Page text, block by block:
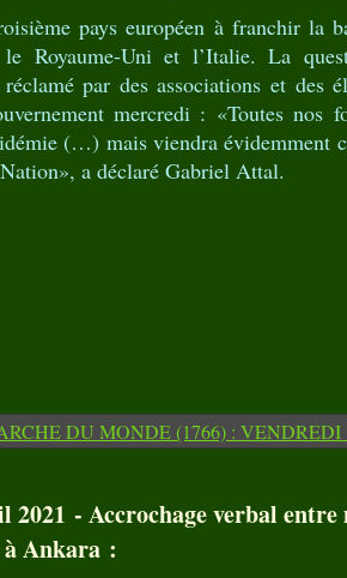
pays européen à franchir la
Royaume-Uni et l’Italie. La
par des associations et des
mercredi : «Toutes nos
(…) mais viendra évidemment
a déclaré Gabriel Attal.
2021 - Accrochage verbal
à Ankara :